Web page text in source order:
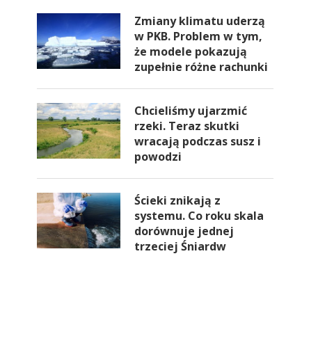
Zmiany klimatu uderzą
w PKB. Problem w tym,
że modele pokazują
zupełnie różne rachunki
Chcieliśmy ujarzmić
rzeki. Teraz skutki
wracają podczas susz i
powodzi
Ścieki znikają z
systemu. Co roku skala
dorównuje jednej
trzeciej Śniardw